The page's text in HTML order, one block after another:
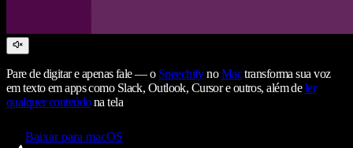
Pare de digitar e apenas fale — o SpeechifynoMactransforma sua voz
em texto em apps como Slack, Outlook, Cursor e outros, além deler
qualquer conteúdona tela
Baixar para macOS